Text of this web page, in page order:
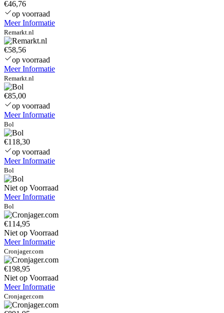
€46,76
op voorraad
Meer Informatie
Remarkt.nl
€58,56
op voorraad
Meer Informatie
Remarkt.nl
€85,00
op voorraad
Meer Informatie
Bol
€118,30
op voorraad
Meer Informatie
Bol
Niet op Voorraad
Meer Informatie
Bol
€114,95
Niet op Voorraad
Meer Informatie
Cronjager.com
€198,95
Niet op Voorraad
Meer Informatie
Cronjager.com